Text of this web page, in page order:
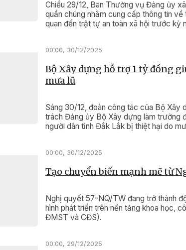
Chiều 29/12, Ban Thường vụ Đảng ủy
quần chúng nhằm cung cấp thông tin
quan đến trật tự an toàn xã hội trước
00:00, 30/12/2025
Bộ Xây dựng hỗ trợ 1 tỷ đồng
mưa lũ
Sáng 30/12, đoàn công tác của Bộ Xây
trách Đảng ủy Bộ Xây dựng làm trưởng
người dân tỉnh Đắk Lắk bị thiệt hại do
00:00, 30/12/2025
Tạo chuyển biến mạnh mẽ từ
Nghị quyết 57-NQ/TW đang trở thành
hình phát triển trên nền tảng khoa học,
ĐMST và CĐS).
00:00, 29/12/2025